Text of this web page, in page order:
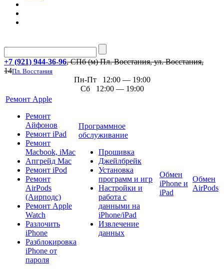
+7 (921) 944-36-96, СПб (м) Пл. Восстания, ул. Восстания,
14Пл. Восстания
Пн-Пт 12:00 — 19:00
Сб 12:00 — 19:00
Ремонт Apple
Ремонт
Айфонов
Ремонт iPad
Ремонт
Macbook, iMac
Апгрейд Mac
Ремонт iPod
Ремонт
AirPods
(Аирподс)
Ремонт Apple
Watch
Разлочить
iPhone
Разблокировка
iPhone от
пароля
Программное
обслуживание
Прошивка
Джейлбрейк
Установка
программ и игр
Настройки и
работа с
данными на
iPhone/iPad
Извлечение
данных
Обмен
iPhone и
iPad
Обмен
AirPods